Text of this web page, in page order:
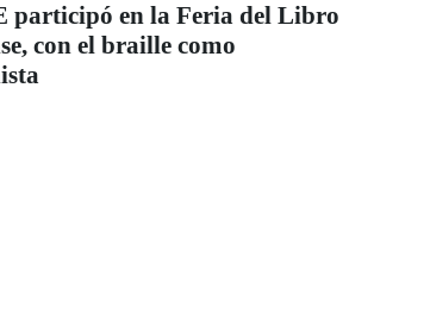
participó en la Feria del Libro
con el braille como